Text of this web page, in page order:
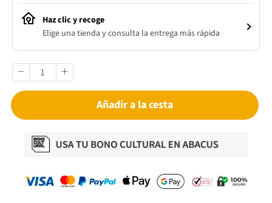
Haz clic y recoge
Elige una tienda y consulta la entrega más rápida
Añadir a la cesta